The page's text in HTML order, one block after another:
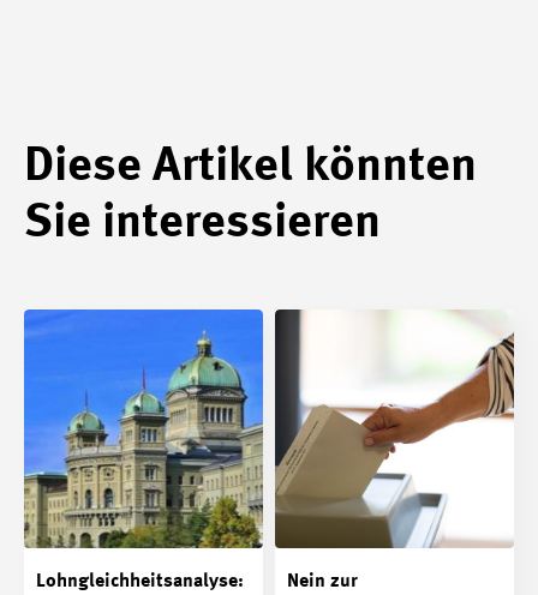
Diese Artikel könnten
Sie interessieren
Lohngleichheitsanalyse:
Nein zur